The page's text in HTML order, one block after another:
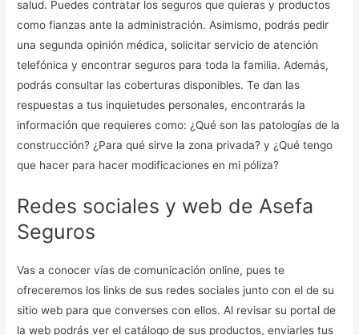
salud. Puedes contratar los seguros que quieras y productos
como fianzas ante la administración. Asimismo, podrás pedir
una segunda opinión médica, solicitar servicio de atención
telefónica y encontrar seguros para toda la familia. Además,
podrás consultar las coberturas disponibles. Te dan las
respuestas a tus inquietudes personales, encontrarás la
información que requieres como: ¿Qué son las patologías de la
construcción? ¿Para qué sirve la zona privada? y ¿Qué tengo
que hacer para hacer modificaciones en mi póliza?
Redes sociales y web de Asefa
Seguros
Vas a conocer vías de comunicación online, pues te
ofreceremos los links de sus redes sociales junto con el de su
sitio web para que converses con ellos. Al revisar su portal de
la web podrás ver el catálogo de sus productos, enviarles tus